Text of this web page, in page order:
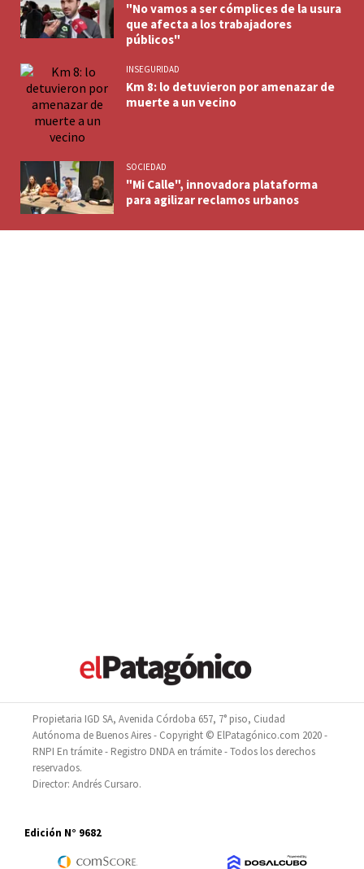
"No vamos a ser cómplices de la usura
que afecta a los trabajadores
públicos"
INSEGURIDAD
Km 8: lo detuvieron por amenazar de
muerte a un vecino
SOCIEDAD
"Mi Calle", innovadora plataforma
para agilizar reclamos urbanos
Propietaria IGD SA, Avenida Córdoba 657, 7° piso, Ciudad
Autónoma de Buenos Aires - Copyright © ElPatagónico.com 2020 -
RNPI En trámite - Registro DNDA en trámite - Todos los derechos
reservados.
Director: Andrés Cursaro.
Edición N° 9682